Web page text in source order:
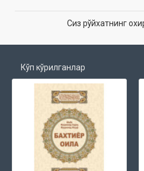
Сиз рўйхатнинг
Кўп кўрилганлар